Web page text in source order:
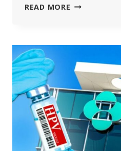
READ MORE “OSUPLJIVO
KI
SE
POGOSTO
UPORABLJA,
POVEZANO
S
ŠTIRIMI
MOTNJAMI